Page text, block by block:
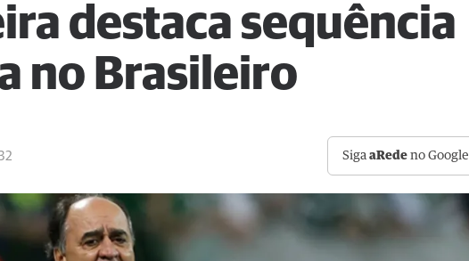
destaca sequência
no Brasileiro
SigaaRede no Google